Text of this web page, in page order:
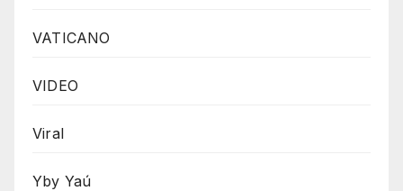
VATICANO
VIDEO
Viral
Yby Yaú